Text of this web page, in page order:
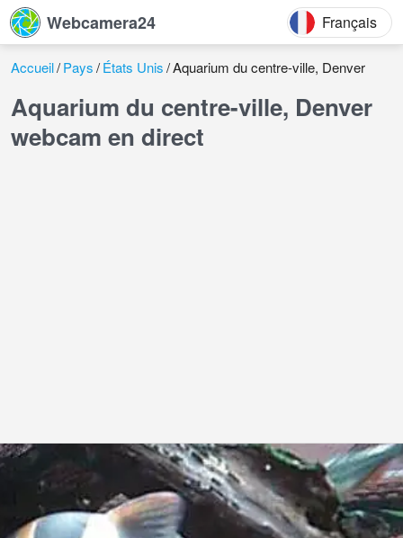
Webcamera24 Français
Accueil Pays États Unis Aquarium du centre-ville, Denver
Aquarium du centre-ville, Denver
webcam en direct